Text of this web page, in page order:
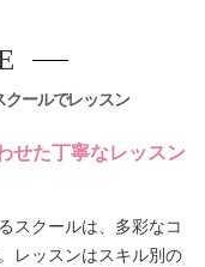
クールでレッスン
せた丁寧なレッスン
スクールは、多彩なコ
レッスンはスキル別の